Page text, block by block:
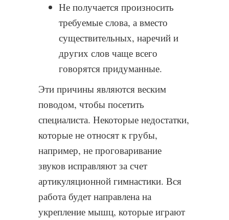
Не получается произносить
требуемые слова, а вместо
существительных, наречий и
других слов чаще всего
говорятся придуманные.
Эти причины являются веским
поводом, чтобы посетить
специалиста. Некоторые недостатки,
которые не относят к грубы,
например, не проговаривание
звуков исправляют за счет
артикуляционной гимнастики. Вся
работа будет направлена на
укрепление мышц, которые играют